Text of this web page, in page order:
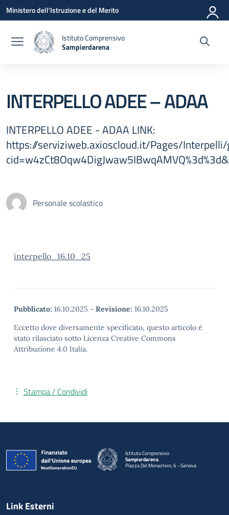
Vai ai contenuti
Vai al menu di navigazione
Vai al footer
Ministero dell'Istruzione e del Merito
Istituto Comprensivo
Sampierdarena
INTERPELLO ADEE – ADAA
INTERPELLO ADEE - ADAA LINK:
https://serviziweb.axioscloud.it/Pages/
Personale scolastico
interpello_16.10_25
Pubblicato: 16.10.2025 - Revisione: 16.10.2025
Eccetto dove diversamente specificato, questo articolo è
stato rilasciato sotto Licenza Creative Commons
Attribuzione 4.0 Italia.
Stampa / Condividi
Istituto Comprensivo
Sampierdarena
Piazza Del Monastero, 6 - Genova
— Visita la pagina iniziale della scuola
Link Esterni